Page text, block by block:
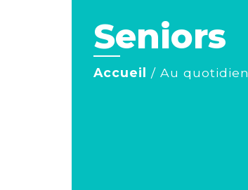
Seniors
Accueil / Au quotidien